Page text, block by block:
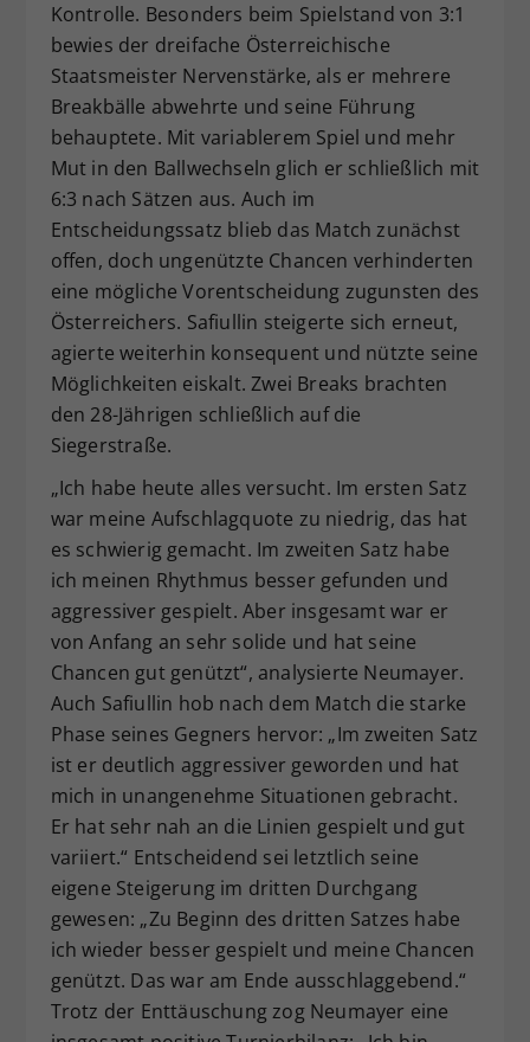
Kontrolle. Besonders beim Spielstand von 3:1
bewies der dreifache Österreichische
Staatsmeister Nervenstärke, als er mehrere
Breakbälle abwehrte und seine Führung
behauptete. Mit variablerem Spiel und mehr
Mut in den Ballwechseln glich er schließlich mit
6:3 nach Sätzen aus. Auch im
Entscheidungssatz blieb das Match zunächst
offen, doch ungenützte Chancen verhinderten
eine mögliche Vorentscheidung zugunsten des
Österreichers. Safiullin steigerte sich erneut,
agierte weiterhin konsequent und nützte seine
Möglichkeiten eiskalt. Zwei Breaks brachten
den 28-Jährigen schließlich auf die
Siegerstraße.
„Ich habe heute alles versucht. Im ersten Satz
war meine Aufschlagquote zu niedrig, das hat
es schwierig gemacht. Im zweiten Satz habe
ich meinen Rhythmus besser gefunden und
aggressiver gespielt. Aber insgesamt war er
von Anfang an sehr solide und hat seine
Chancen gut genützt“, analysierte Neumayer.
Auch Safiullin hob nach dem Match die starke
Phase seines Gegners hervor: „Im zweiten Satz
ist er deutlich aggressiver geworden und hat
mich in unangenehme Situationen gebracht.
Er hat sehr nah an die Linien gespielt und gut
variiert.“ Entscheidend sei letztlich seine
eigene Steigerung im dritten Durchgang
gewesen: „Zu Beginn des dritten Satzes habe
ich wieder besser gespielt und meine Chancen
genützt. Das war am Ende ausschlaggebend.“
Trotz der Enttäuschung zog Neumayer eine